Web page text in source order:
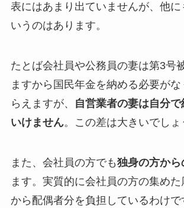
表にはあまり出ていませんが、他に
いうのはあります。
たとば会社員や公務員の妻は第3号
ますから国民年金を納める必要がな
らえますが、
自営業者の妻は自分で
いけません。この差は大きいでしょ
また、会社員の方でも独身の方から
ます。実質的に会社員の方の集め
から配偶者分を負担しているわけ